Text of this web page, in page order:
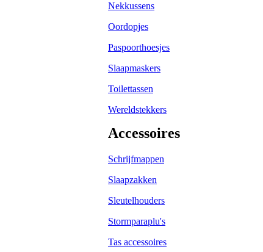
Nekkussens
Oordopjes
Paspoorthoesjes
Slaapmaskers
Toilettassen
Wereldstekkers
Accessoires
Schrijfmappen
Slaapzakken
Sleutelhouders
Stormparaplu's
Tas accessoires